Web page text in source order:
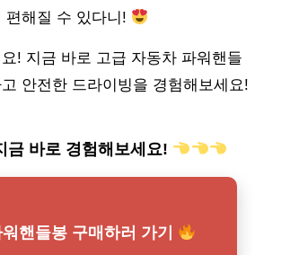
편해질 수 있다니!
! 지금 바로 고급 자동차 파워핸들
안전한 드라이빙을 경험해보세요!
금 바로 경험해보세요!
워핸들봉 구매하러 가기